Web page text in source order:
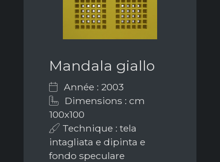
Mandala giallo
Année : 2003
Dimensions : cm
100x100
Technique : tela
intagliata e dipinta e
fondo speculare